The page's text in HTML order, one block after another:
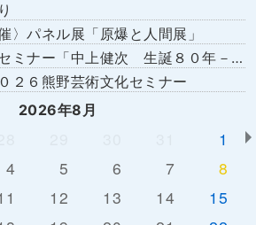
〉パネル展「原爆と人間展」
「中上健次 生誕８０年－時代へのまなざし－」
２６熊野芸術文化セミナー
2026年8月
1
4 5 6 7
8
12 13 14
15